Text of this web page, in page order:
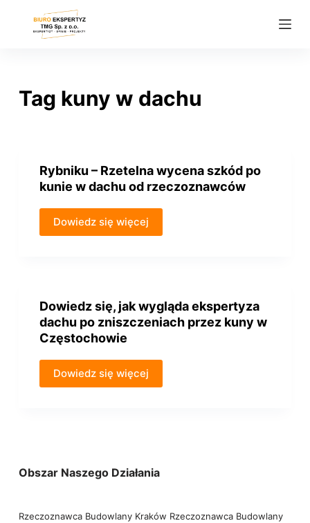
Tag kuny w dachu
Rybniku – Rzetelna wycena szkód po
kunie w dachu od rzeczoznawców
Dowiedz się więcej
Dowiedz się, jak wygląda ekspertyza
dachu po zniszczeniach przez kuny w
Częstochowie
Dowiedz się więcej
Obszar Naszego Działania
Rzeczoznawca Budowlany Kraków Rzeczoznawca Budowlany